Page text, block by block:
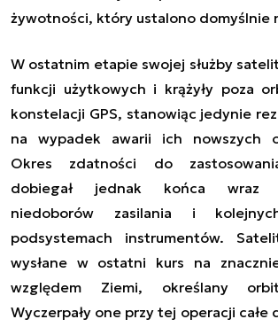
żywotności, który ustalono domyślnie
W ostatnim etapie swojej służby
funkcji użytkowych i krążyły poza
konstelacji GPS, stanowiąc jedynie
na wypadek awarii ich nowszych
Okres zdatności do
dobiegał jednak końca wraz
niedoborów zasilania i
podsystemach instrumentów.
wysłane w ostatni kurs na
względem Ziemi, określany
Wyczerpały one przy tej operacji całe